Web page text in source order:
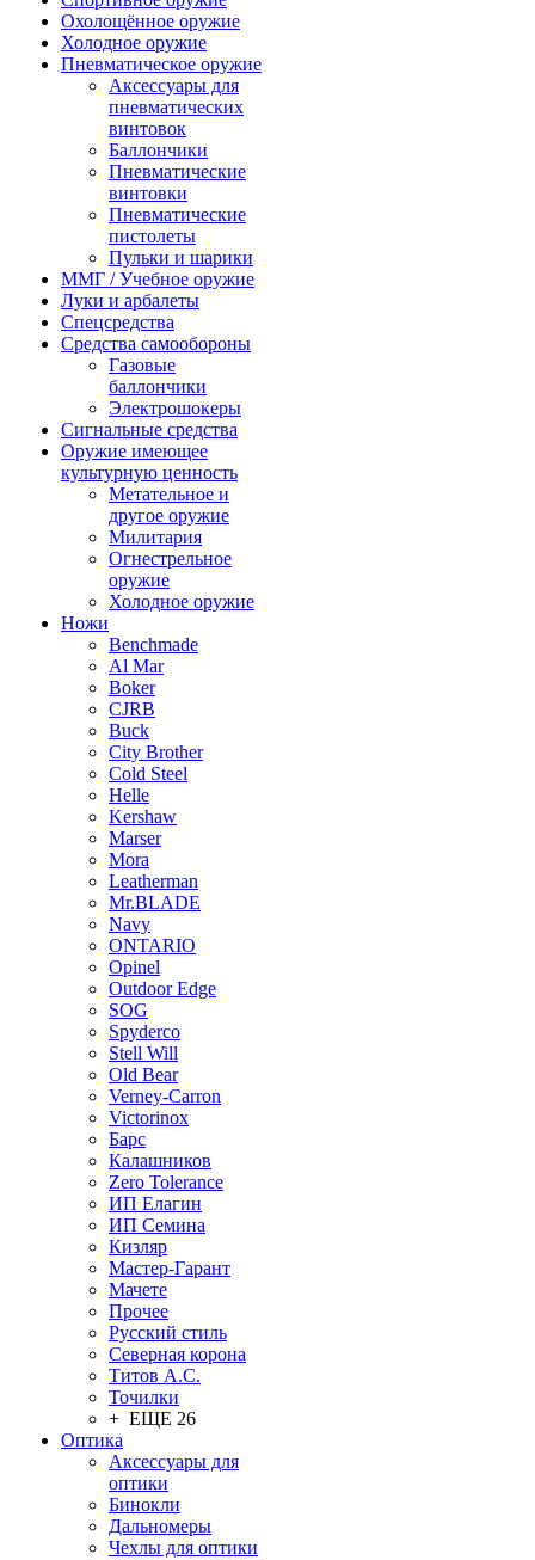
Охолощённое оружие
Холодное оружие
Пневматическое оружие
Аксессуары для
пневматических
винтовок
Баллончики
Пневматические
винтовки
Пневматические
пистолеты
Пульки и шарики
ММГ / Учебное оружие
Луки и арбалеты
Спецсредства
Средства самообороны
Газовые
баллончики
Электрошокеры
Сигнальные средства
Оружие имеющее
культурную ценность
Метательное и
другое оружие
Милитария
Огнестрельное
оружие
Холодное оружие
Ножи
Benchmade
Al Mar
Boker
CJRB
Buck
City Brother
Cold Steel
Helle
Kershaw
Marser
Mora
Leatherman
Mr.BLADE
Navy
ONTARIO
Opinel
Outdoor Edge
SOG
Spyderco
Stell Will
Old Bear
Verney-Carron
Victorinox
Барс
Калашников
Zero Tolerance
ИП Елагин
ИП Семина
Кизляр
Мастер-Гарант
Мачете
Прочее
Русский стиль
Северная корона
Титов А.С.
Точилки
+ ЕЩЕ 26
Оптика
Аксессуары для
оптики
Бинокли
Дальномеры
Чехлы для оптики